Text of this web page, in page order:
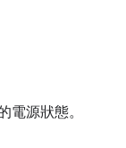
電源狀態。